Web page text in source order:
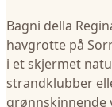
Bagni della
havgrotte på
i et skjermet
strandklubber
grønnskinnende